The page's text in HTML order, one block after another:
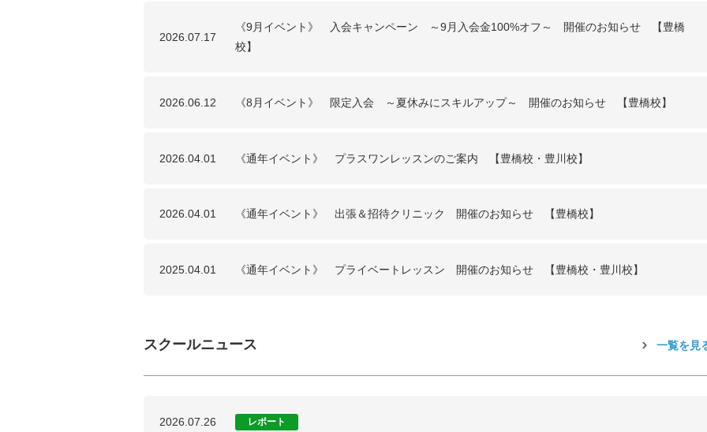
2026.07.17
《9月イベント》 入会キャンペーン ～9月入会金100%オフ～ 開催のお知らせ 【豊橋
校】
2026.06.12 《8月イベント》 限定入会 ～夏休みにスキルアップ～ 開催のお知らせ 【豊橋校】
2026.04.01 《通年イベント》 プラスワンレッスンのご案内 【豊橋校・豊川校】
2026.04.01 《通年イベント》 出張＆招待クリニック 開催のお知らせ 【豊橋校】
2025.04.01 《通年イベント》 プライベートレッスン 開催のお知らせ 【豊橋校・豊川校】
スクールニュース 一覧を見
2026.07.26 レポート